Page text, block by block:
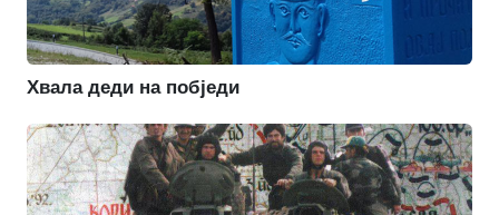
Хвала деди на побједи